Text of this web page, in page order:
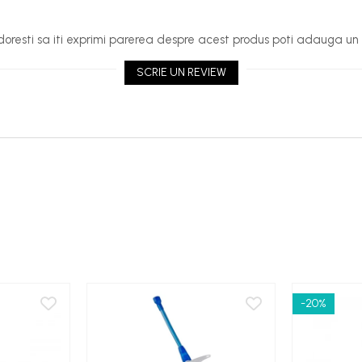
sa iti exprimi parerea despre acest produs poti adauga un
SCRIE UN REVIEW
-20%